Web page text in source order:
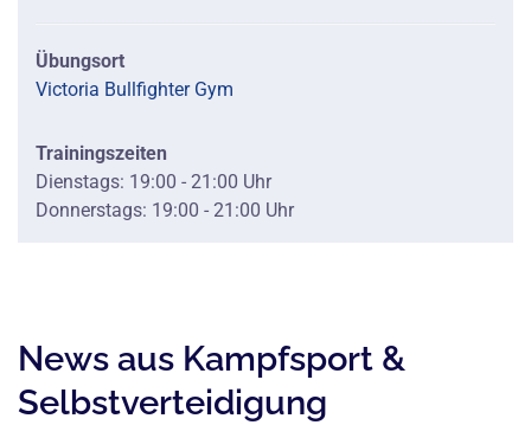
Übungsort
Victoria Bullfighter Gym
Trainingszeiten
Dienstags: 19:00 - 21:00 Uhr
Donnerstags: 19:00 - 21:00 Uhr
News aus Kampfsport &
Selbstverteidigung